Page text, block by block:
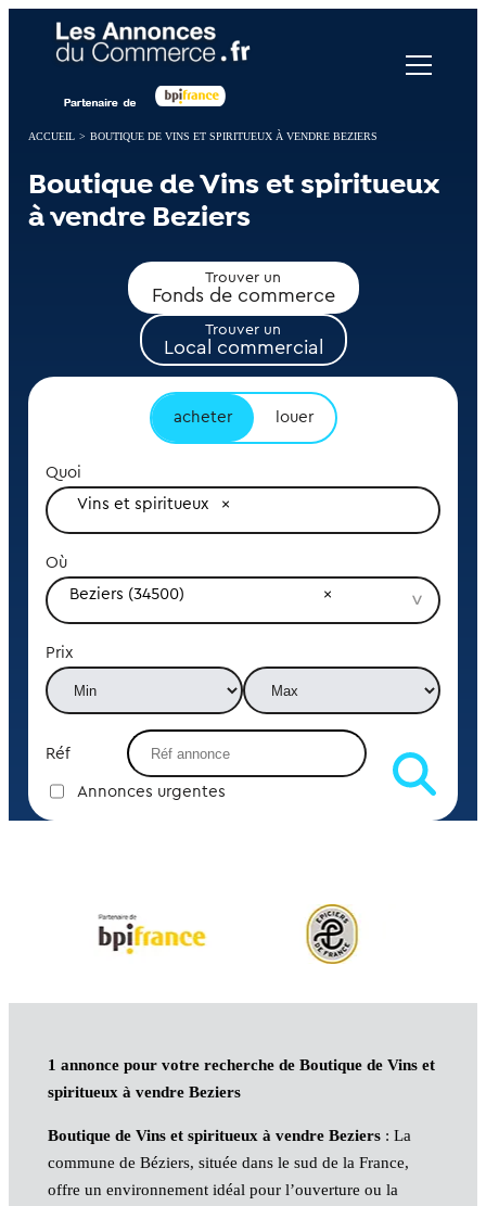
ACCUEIL > BOUTIQUE DE VINS ET SPIRITUEUX À VENDRE BEZIERS
Boutique de Vins et spiritueux
à vendre Beziers
Trouver un
Fonds de commerce
Trouver un
Local commercial
acheter louer
Quoi
Vins et spiritueux
Où
Beziers (34500)
Prix
Réf
Annonces urgentes
1 annonce pour votre recherche de Boutique de Vins et
spiritueux à vendre Beziers
Boutique de Vins et spiritueux à vendre Beziers: La
commune de Béziers, située dans le sud de la France,
offre un environnement idéal pour l’ouverture ou la
Panneau de gestion des cookies